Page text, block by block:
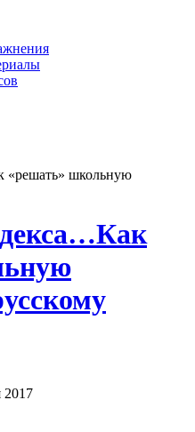
«решать» школьную
2017